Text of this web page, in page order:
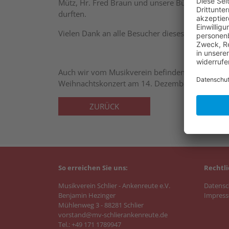
Mütz, Hr. Fred Braun und unsere
durften.
Vielen Dank an alle Besucher dieses
Auch wir vom Musikverein befinden uns mitten
Weihnachtskonzert am 14. Dezember. Dazu
ZURÜCK
So erreichen Sie uns:
Musikverein Schlier - Ankenreute e.V.
Benjamin Hezinger
Mühlenweg 3 - 88281 Schlier
vorstand@mv-schlierankenreute.de
Tel.: +49 171 1789947